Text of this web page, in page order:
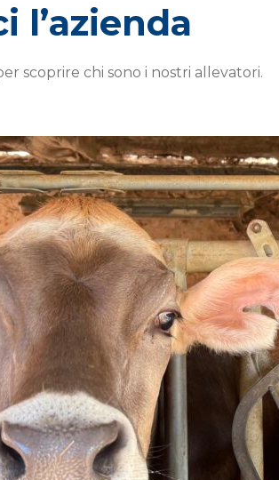
l’azienda
scoprire chi sono i nostri allevatori.